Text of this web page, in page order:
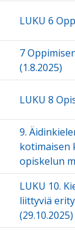
LUKU 6
7
(1.8.2025)
LUKU 8
9.
kotimaisen
opiskelun
LUKU 10.
liittyviä
(29.10.2025)